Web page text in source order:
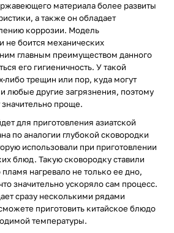
материала более развиты
а также он обладает
коррозии. Модель
не боится механических
главным преимуществом данного
его гигиеничность. У такой
либо трещин или пор, куда могут
любые другие загрязнения, поэтому
проще.
для приготовления азиатской
по аналогии глубокой сковородки
использовали при приготовлении
блюд. Такую сковородку ставили
нагревало не только ее дно,
значительно ускоряло сам процесс.
сразу несколькими рядами
приготовить китайское блюдо
температуры.